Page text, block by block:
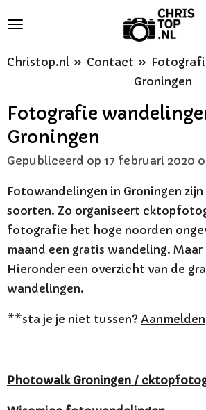
naar
Christop.nl » Contact »
Groningen
Fotografie
Groningen
Gepubliceerd op 17 februari 2020
Fotowandelingen in Groningen zijn
soorten. Zo organiseert
fotografie het hoge noorden
maand een gratis wandeling. Maar
Hieronder een overzicht van de
wandelingen.
**sta je je niet tussen? Aanmelden
Photowalk Groningen /